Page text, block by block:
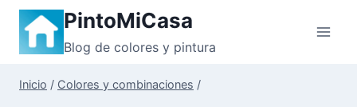
Saltar
contenido
PintoMiCasa
Blog de colores y pintura
Inicio / Colores y combinaciones /